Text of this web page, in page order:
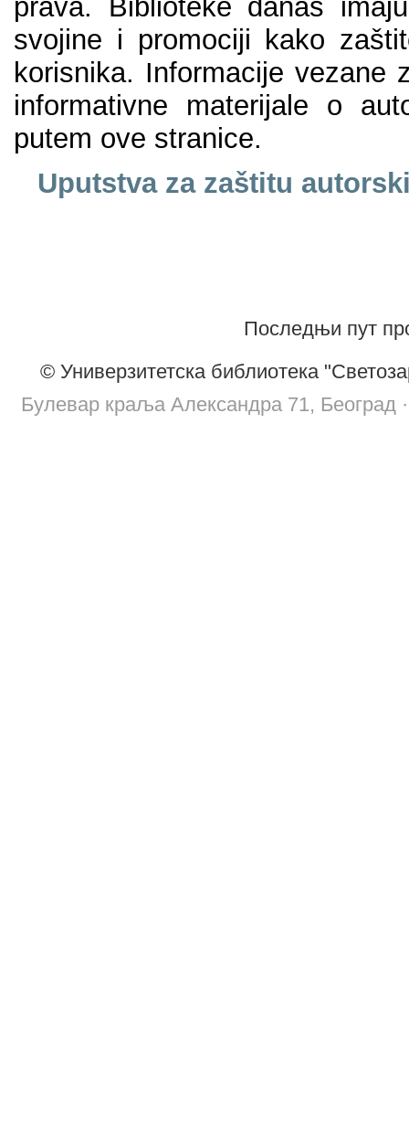
prava. Biblioteke danas
svojine i promociji kako
korisnika. Informacije vezane
informativne materijale o
putem ove stranice.
Uputstva za zaštitu
Последњи пут
© Универзитетска библиотека
Булевар краља Александра 71, Београд